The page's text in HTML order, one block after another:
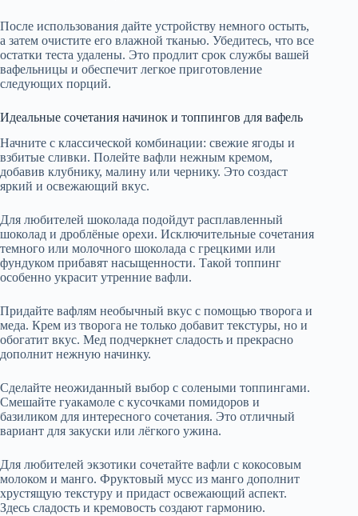
После использования дайте устройству немного остыть,
а затем очистите его влажной тканью. Убедитесь, что все
остатки теста удалены. Это продлит срок службы вашей
вафельницы и обеспечит легкое приготовление
следующих порций.
Идеальные сочетания начинок и топпингов для вафель
Начните с классической комбинации: свежие ягоды и
взбитые сливки. Полейте вафли нежным кремом,
добавив клубнику, малину или чернику. Это создаст
яркий и освежающий вкус.
Для любителей шоколада подойдут расплавленный
шоколад и дроблёные орехи. Исключительные сочетания
темного или молочного шоколада с грецкими или
фундуком прибавят насыщенности. Такой топпинг
особенно украсит утренние вафли.
Придайте вафлям необычный вкус с помощью творога и
меда. Крем из творога не только добавит текстуры, но и
обогатит вкус. Мед подчеркнет сладость и прекрасно
дополнит нежную начинку.
Сделайте неожиданный выбор с солеными топпингами.
Смешайте гуакамоле с кусочками помидоров и
базиликом для интересного сочетания. Это отличный
вариант для закуски или лёгкого ужина.
Для любителей экзотики сочетайте вафли с кокосовым
молоком и манго. Фруктовый мусс из манго дополнит
хрустящую текстуру и придаст освежающий аспект.
Здесь сладость и кремовость создают гармонию.